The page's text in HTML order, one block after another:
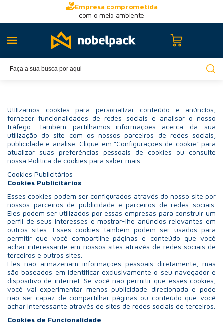
Empresa comprometida
com o meio ambiente
Utilizamos cookies para personalizar conteúdo e anúncios,
fornecer funcionalidades de redes sociais e analisar o nosso
tráfego. Também partilhamos informações acerca da sua
utilização do site com os nossos parceiros de redes sociais,
publicidade e análise. Clique em "Configurações de cookie" para
atualizar suas preferências pessoais de cookies ou consulte
nossa Política de cookies para saber mais.
Cookies Publicitários
Cookies Publicitários
Esses cookies podem ser configurados através do nosso site por
nossos parceiros de publicidade e parceiros de redes sociais.
Eles podem ser utilizados por essas empresas para construir um
perfil de seus interesses e mostrar-lhe anúncios relevantes em
outros sites. Esses cookies também podem ser usados para
permitir que você compartilhe páginas e conteúdo que você
achar interessante em nossos sites através de redes sociais de
terceiros e outros sites.
Eles não armazenam informações pessoais diretamente, mas
são baseados em identificar exclusivamente o seu navegador e
dispositivo de internet. Se você não permitir que esses cookies,
você vai experimentar menos publicidade direcionada e pode
não ser capaz de compartilhar páginas ou conteúdo que você
achar interessante através de sites de redes sociais de terceiros.
Cookies de Funcionalidade